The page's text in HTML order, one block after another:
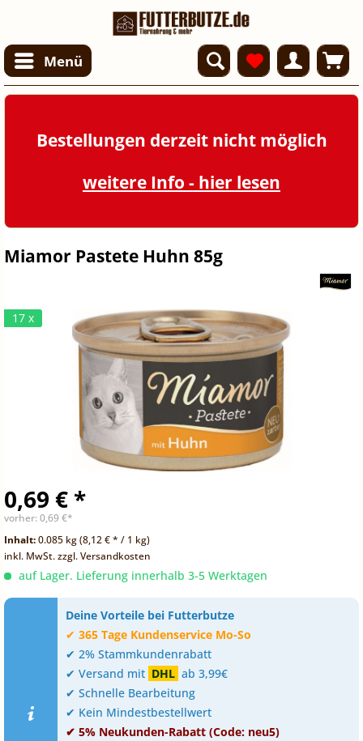
Menü
Bestellungen derzeit nicht möglich
weitere Info - hier lesen
Miamor Pastete Huhn 85g
17 x
0,69 € *
vorher: 0,69 €*
Inhalt:0.085 kg (8,12 € * / 1 kg)
inkl. MwSt.zzgl. Versandkosten
auf Lager. Lieferung innerhalb 3-5 Werktagen
Deine Vorteile bei Futterbutze
✔ 365 Tage Kundenservice Mo-So
✔ 2% Stammkundenrabatt
✔ Versand mit DHL ab 3,99€
✔ Schnelle Bearbeitung
✔ Kein Mindestbestellwert
✔ 5% Neukunden-Rabatt (Code: neu5)